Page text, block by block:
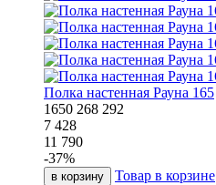
Полка настенная Рауна 165
1650 268 292
7 428
11 790
-37%
в корзину Товар в корзине